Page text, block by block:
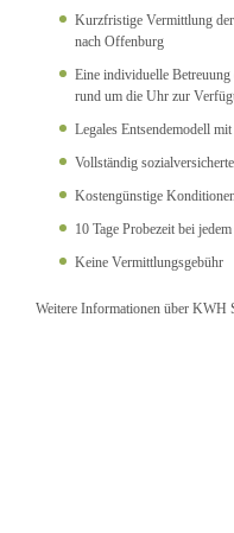
Kurzfristige Vermittlung
nach Offenburg
Eine individuelle Betreuung
rund um die Uhr zur
Legales Entsendemodell
Vollständig
Kostengünstige
10 Tage Probezeit bei
Keine Vermittlungsgebühr
Weitere Informationen über KWH